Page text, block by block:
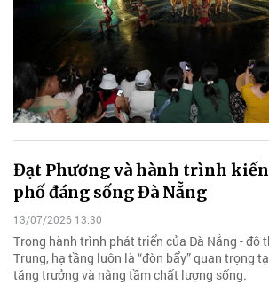
Đạt Phương và hành trình
phố đáng sống Đà Nẵng
13/07/2026 13:30
Trong hành trình phát triển của Đà Nẵng - đô
Trung, hạ tầng luôn là “đòn bẩy” quan trọng
tăng trưởng và nâng tầm chất lượng sống.